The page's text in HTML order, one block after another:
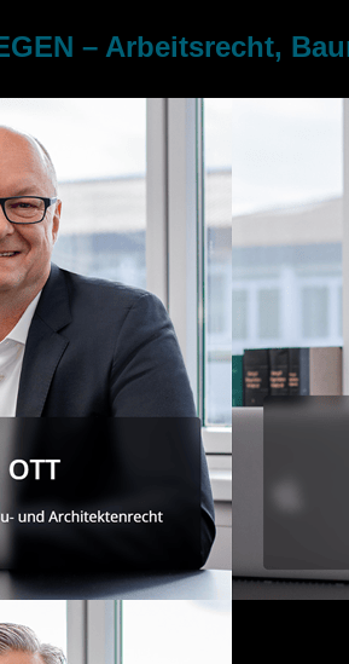
– Arbeitsrecht,